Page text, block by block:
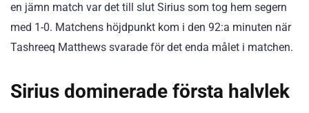
en jämn match var det till slut Sirius som tog hem segern
med 1-0. Matchens höjdpunkt kom i den 92:a minuten när
Tashreeq Matthews svarade för det enda målet i matchen.
Sirius dominerade första halvlek